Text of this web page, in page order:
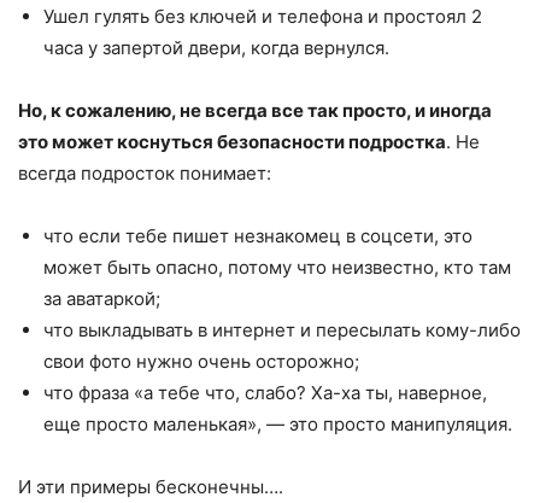
Ушел гулять без ключей и телефона и простоял 2
часа у запертой двери, когда вернулся.
Но, к сожалению, не всегда все так просто, и иногда
это может коснуться безопасности подростка. Не
всегда подросток понимает:
что если тебе пишет незнакомец в соцсети, это
может быть опасно, потому что неизвестно, кто там
за аватаркой;
что выкладывать в интернет и пересылать кому-либо
свои фото нужно очень осторожно;
что фраза «а тебе что, слабо? Ха-ха ты, наверное,
еще просто маленькая», — это просто манипуляция.
И эти примеры бесконечны….